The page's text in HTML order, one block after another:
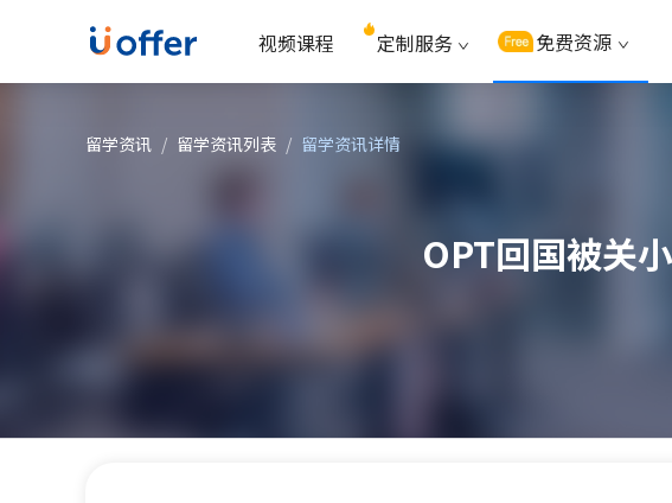
视频课程 定制服务 免费资源
留学资讯 / 留学资讯列表 / 留学资讯详情
OPT回国被关